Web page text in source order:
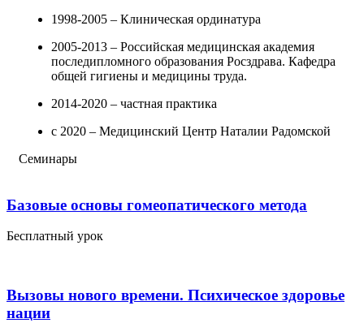
1998-2005 – Клиническая ординатура
2005-2013 – Российская медицинская академия
последипломного образования Росздрава. Кафедра
общей гигиены и медицины труда.
2014-2020 – частная практика
с 2020 – Медицинский Центр Наталии Радомской
Семинары
Базовые основы гомеопатического метода
Бесплатный урок
Вызовы нового времени. Психическое здоровье
нации